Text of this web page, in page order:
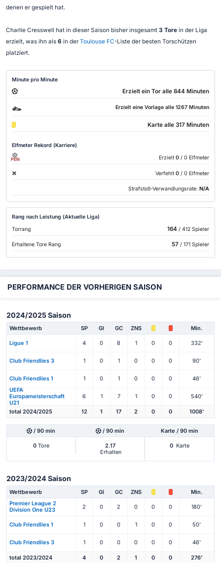
denen er gespielt hat.
Charlie Cresswell hat in dieser Saison bisher insgesamt 3 Torein der Liga
erzielt, was ihn als 6 in der Toulouse FC-Liste der besten Torschützen
platziert.
Minute pro Minute
Erzielt ein Tor alle 844 Minuten
Erzielt eine Vorlage alle 1267 Minuten
Karte alle 317 Minuten
Elfmeter Rekord (Karriere)
PEN Erzielt 0 / 0 Elfmeter
Verfehlt 0 / 0 Elfmeter
Strafstoß-Verwandlungsrate: N/A
Rang nach Leistung (Aktuelle Liga)
Torrang
164/ 412 Spieler
Erhaltene Tore Rang 57/ 171 Spieler
PERFORMANCE DER VORHERIGEN SAISON
2024/2025 Saison
Wettbewerb SP Gl GC ZNS Min.
Ligue 1 4 0 8 1 0 0 332'
Club Friendlies 3 1 0 1 0 0 0 90'
Club Friendlies 1 1 0 1 0 0 0
46'
UEFA
Europameisterschaft
U21
6 1 7 1 0 0 540'
total 2024/2025 12 1 17 2 0 0 1008'
/ 90 min / 90 min Karte / 90 min
0Tore
2.17
Erhalten
0 Karte
2023/2024 Saison
Wettbewerb SP Gl GC ZNS
Min.
Premier League 2
Division One U23
2 0 2 0 0 0 180'
Club Friendlies 1 1 0 0 1 0 0 50'
Club Friendlies 3 1 0 0 0 0 0 46'
total 2023/2024 4 0 2 1 0 0 276'